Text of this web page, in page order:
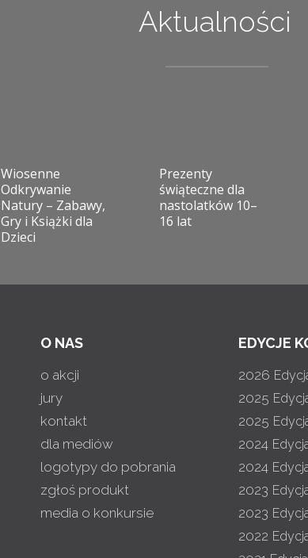
Aktualności
Wiosenne
Odkrywanie
Natury – Zabawy,
Gry i Książki dla
Dzieci
Prezenty
świąteczne dla
nastolatków 10–
16 lat
O NAS
o akcji
jury
kontakt
dla mediów
logotypy do pobrania
zgłoś produkt
media o konkursie
EDYCJE
2026
2025
2025
2024
2024
2023
2023
2022